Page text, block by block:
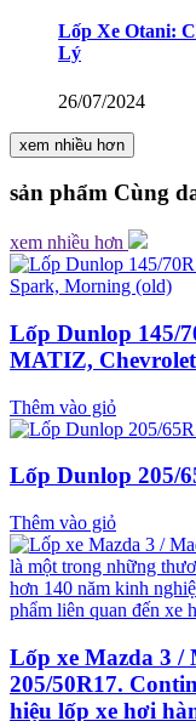
Lốp Xe Otani:
Lý
26/07/2024
xem nhiều hơn
sản phẩm Cùng
xem nhiều hơn
Lốp Dunlop 145/
MATIZ,
Thêm vào giỏ
Lốp Dunlop 205/
Thêm vào giỏ
Lốp xe Mazda 3 /
205/50R17.
hiệu lốp xe hơi